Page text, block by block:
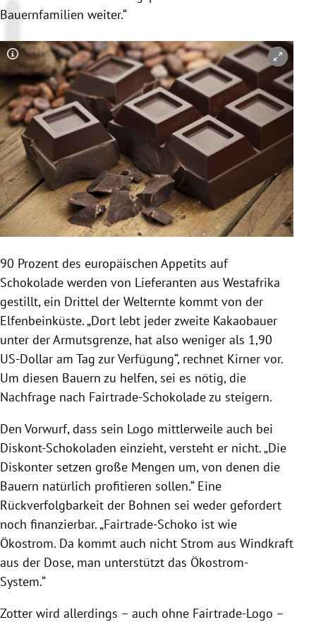
Bauernfamilien weiter.“
Copyright-Hinweis öffnen/schließen
90 Prozent des europäischen Appetits auf
Schokolade werden von Lieferanten aus Westafrika
gestillt, ein Drittel der Welternte kommt von der
Elfenbeinküste. „Dort lebt jeder zweite Kakaobauer
unter der Armutsgrenze, hat also weniger als 1,90
US-Dollar am Tag zur Verfügung“, rechnet Kirner vor.
Um diesen Bauern zu helfen, sei es nötig, die
Nachfrage nach Fairtrade-Schokolade zu steigern.
Den Vorwurf, dass sein Logo mittlerweile auch bei
Diskont-Schokoladen einzieht, versteht er nicht. „Die
Diskonter setzen große Mengen um, von denen die
Bauern natürlich profitieren sollen.“ Eine
Rückverfolgbarkeit der Bohnen sei weder gefordert
noch finanzierbar. „Fairtrade-Schoko ist wie
Ökostrom. Da kommt auch nicht Strom aus Windkraft
aus der Dose, man unterstützt das Ökostrom-
System.“
Zotter wird allerdings – auch ohne Fairtrade-Logo –